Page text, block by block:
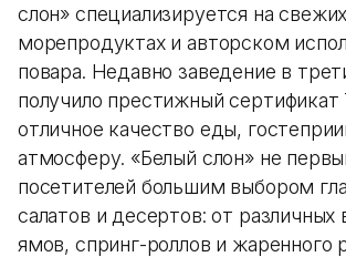
слон» специализируется на свежих
морепродуктах и авторском
повара. Недавно заведение в
получило престижный сертификат
отличное качество еды,
атмосферу. «Белый слон» не
посетителей большим выбором
салатов и десертов: от
ямов, спринг-роллов и жаренного